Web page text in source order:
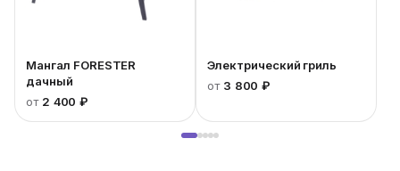
Мангал FORESTER
дачный
от 2 400 ₽
Электрический гриль
от 3 800 ₽